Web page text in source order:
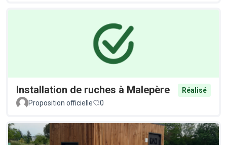
Installation de ruches à Malepère
Réalisé
Proposition officielle
0